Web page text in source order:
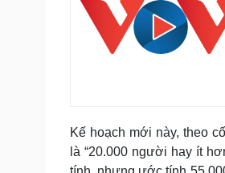
Kế hoạch mới này, theo
là “20.000 người hay ít